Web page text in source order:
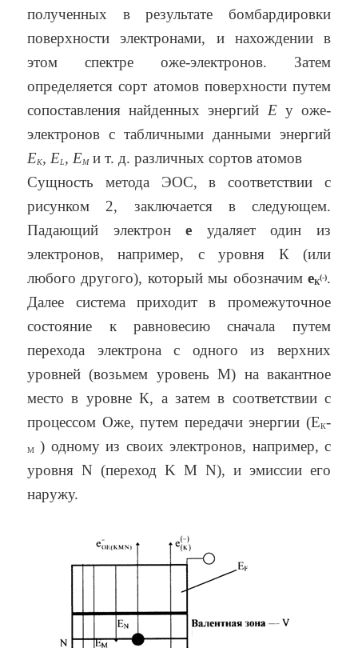
полученных в результате бомбардировки
поверхности электронами, и нахождении в
этом спектре оже-электронов. Затем
определяется сорт атомов поверхности путем
сопоставления найденных энергий Е у оже-
электронов с табличными данными энергий
EK, EL, EMи т. д. различных сортов атомов
Сущность метода ЭОС, в соответствии с
рисунком 2, заключается в следующем.
Падающий электроне удаляет один из
электронов, например, с уровня К (или
любого другого), который мы обозначим еК
(-).
Далее система приходит в промежуточное
состояние к равновесию сначала путем
перехода электрона с одного из верхних
уровней (возьмем уровень М) на вакантное
место в уровне К, а затем в соответствии с
процессом Оже, путем передачи энергии (ЕК-
М
) одному из своих электронов, например, с
уровня N (переход K M N), и эмиссии его
наружу.